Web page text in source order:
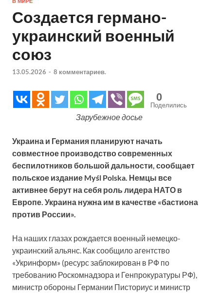
Создается германо-
украинский военный
союз
13.05.2026 - 8 комментариев.
0
Поделились
Зарубежное досье
Украина и Германия планируют начать
совместное производство современных
беспилотников большой дальности, сообщает
польское издание Myśl Polska. Немцы все
активнее берут на себя роль лидера НАТО в
Европе. Украина нужна им в качестве «бастиона
против России».
На наших глазах рождается военный немецко-
украинский альянс. Как сообщило агентство
«Укринформ» (ресурс заблокирован в РФ по
требованию Роскомнадзора и Генпрокуратуры РФ),
министр обороны Германии Писториус и министр